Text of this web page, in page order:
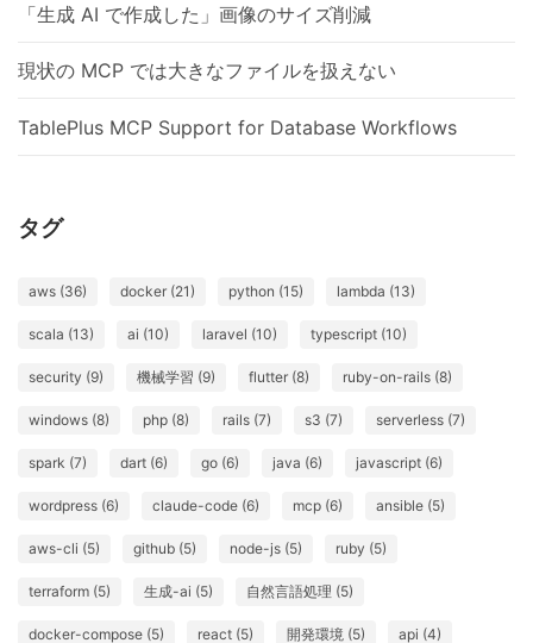
「生成 AI で作成した」画像のサイズ削減
現状の MCP では大きなファイルを扱えない
TablePlus MCP Support for Database Workflows
タグ
aws (36) docker (21) python (15) lambda (13)
scala (13) ai (10) laravel (10) typescript (10)
security (9) 機械学習 (9) flutter (8) ruby-on-rails (8)
windows (8) php (8) rails (7) s3 (7) serverless (7)
spark (7) dart (6) go (6) java (6) javascript (6)
wordpress (6) claude-code (6) mcp (6) ansible (5)
aws-cli (5) github (5) node-js (5) ruby (5)
terraform (5) 生成-ai (5) 自然言語処理 (5)
docker-compose (5) react (5) 開発環境 (5) api (4)